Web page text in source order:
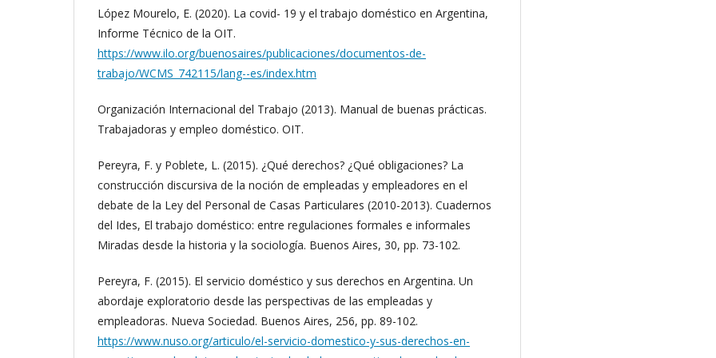
López Mourelo, E. (2020). La covid- 19 y el trabajo doméstico en Argentina,
Informe Técnico de la OIT.
https://www.ilo.org/buenosaires/publicaciones/documentos-de-
trabajo/WCMS_742115/lang--es/index.htm
Organización Internacional del Trabajo (2013). Manual de buenas prácticas.
Trabajadoras y empleo doméstico. OIT.
Pereyra, F. y Poblete, L. (2015). ¿Qué derechos? ¿Qué obligaciones? La
construcción discursiva de la noción de empleadas y empleadores en el
debate de la Ley del Personal de Casas Particulares (2010-2013). Cuadernos
del Ides, El trabajo doméstico: entre regulaciones formales e informales
Miradas desde la historia y la sociología. Buenos Aires, 30, pp. 73-102.
Pereyra, F. (2015). El servicio doméstico y sus derechos en Argentina. Un
abordaje exploratorio desde las perspectivas de las empleadas y
empleadoras. Nueva Sociedad. Buenos Aires, 256, pp. 89-102.
https://www.nuso.org/articulo/el-servicio-domestico-y-sus-derechos-en-